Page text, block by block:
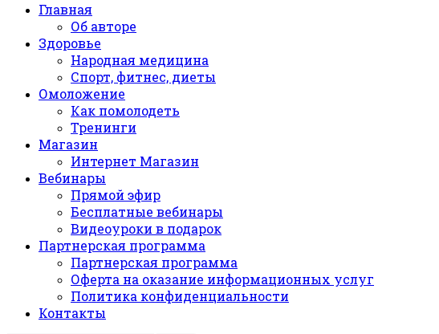
Главная
Об авторе
Здоровье
Народная медицина
Спорт, фитнес, диеты
Омоложение
Как помолодеть
Тренинги
Магазин
Интернет Магазин
Вебинары
Прямой эфир
Бесплатные вебинары
Видеоуроки в подарок
Партнерская программа
Партнерская программа
Оферта на оказание информационных услуг
Политика конфиденциальности
Контакты